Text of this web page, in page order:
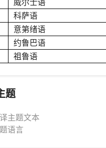
科萨语
意第绪语
约鲁巴语
祖鲁语
题
主题文本
语言